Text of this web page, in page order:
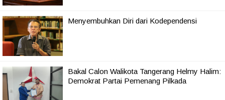
Menyembuhkan Diri dari Kodependensi
Bakal Calon Walikota Tangerang Helmy Halim:
Demokrat Partai Pemenang Pilkada